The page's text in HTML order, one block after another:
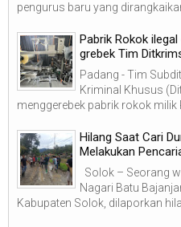
pengurus baru yang dirangkaikan
Pabrik Rokok
grebek Tim
Padang - Tim
Kriminal Khusus
menggerebek pabrik rokok milik
Hilang Saat Cari
Melakukan
Solok – Seorang
Nagari Batu
Kabupaten Solok, dilaporkan